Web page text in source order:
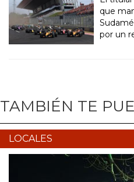
que
por un
TAMBIÉN TE
LOCALES